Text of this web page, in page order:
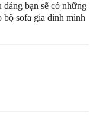
bạn sẽ có những
bộ sofa gia đình mình